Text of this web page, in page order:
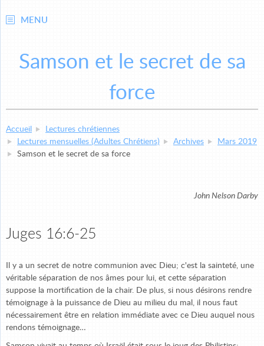
MENU
Samson et le secret de sa
force
Accueil
Lectures chrétiennes
Lectures mensuelles (Adultes Chrétiens)
Archives
Mars 2019
Samson et le secret de sa force
John Nelson Darby
Juges 16:6-25
Il y a un secret de notre communion avec Dieu; c'est la sainteté, une
véritable séparation de nos âmes pour lui, et cette séparation
suppose la mortification de la chair. De plus, si nous désirons rendre
témoignage à la puissance de Dieu au milieu du mal, il nous faut
nécessairement être en relation immédiate avec ce Dieu auquel nous
rendons témoignage…